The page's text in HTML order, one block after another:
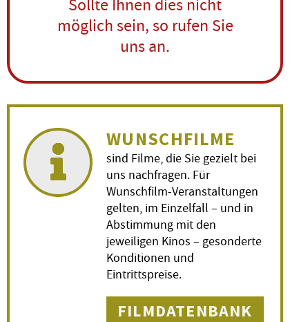
Sollte Ihnen dies nicht
möglich sein, so rufen Sie
uns an.
WUNSCHFILME
sind Filme, die Sie gezielt bei
uns nachfragen. Für
Wunschfilm-Veranstaltungen
gelten, im Einzelfall – und in
Abstimmung mit den
jeweiligen Kinos – gesonderte
Konditionen und
Eintrittspreise.
FILMDATENBANK